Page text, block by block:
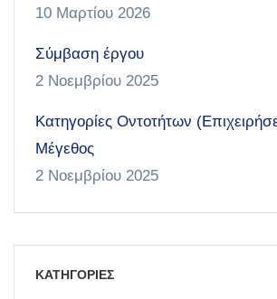
10 Μαρτίου 2026
Σύμβαση έργου
2 Νοεμβρίου 2025
Κατηγορίες Οντοτήτων
Μέγεθος
2 Νοεμβρίου 2025
ΚΑΤΗΓΟΡΙΕΣ